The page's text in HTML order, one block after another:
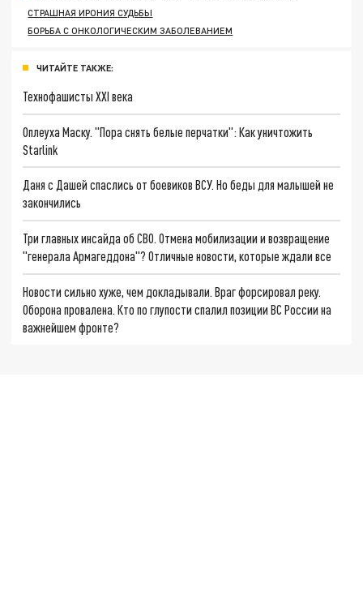
СТРАШНАЯ ИРОНИЯ СУДЬБЫ
БОРЬБА С ОНКОЛОГИЧЕСКИМ ЗАБОЛЕВАНИЕМ
ЧИТАЙТЕ ТАКЖЕ:
Технофашисты XXI века
Оплеуха Маску. "Пора снять белые перчатки": Как уничтожить
Starlink
Даня с Дашей спаслись от боевиков ВСУ. Но беды для малышей не
закончились
Три главных инсайда об СВО. Отмена мобилизации и возвращение
"генерала Армагеддона"? Отличные новости, которые ждали все
Новости сильно хуже, чем докладывали. Враг форсировал реку.
Оборона провалена. Кто по глупости спалил позиции ВС России на
важнейшем фронте?